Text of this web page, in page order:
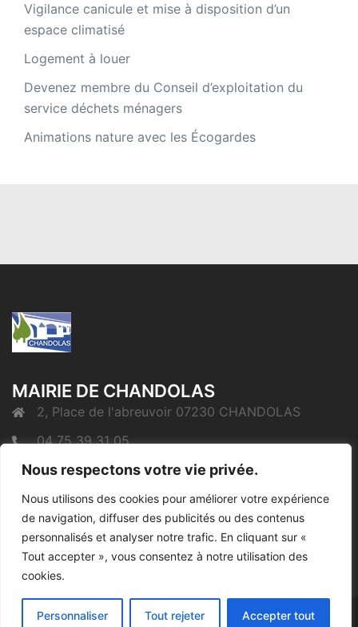
Nous respectons votre vie privée.
Nous utilisons des cookies pour améliorer votre expérience
de navigation, diffuser des publicités ou des contenus
personnalisés et analyser notre trafic. En cliquant sur «
Tout accepter », vous consentez à notre utilisation des
cookies.
Personnaliser Tout rejeter Accepter tout
Vigilance canicule et mise à disposition d’un
espace climatisé
Logement à louer
Devenez membre du Conseil d’exploitation du
service déchets ménagers
Animations nature avec les Écogardes
MAIRIE DE CHANDOLAS
2, Place de l'abreuvoir 07230 CHANDOLAS
04 75 39 31 05
mairie@chandolas.fr
Mentions Légales
© 2026 Chandolas. Fièrement propulsé par Sydney